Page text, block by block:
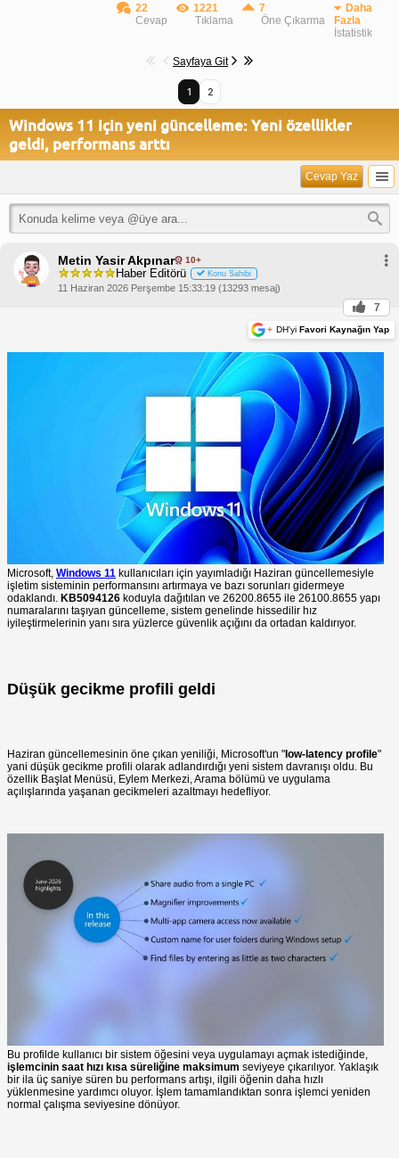
22
Cevap
1221
Tıklama
7
Öne Çıkarma
Daha
Fazla
İstatistik
Sayfaya Git
1 2
Windows 11 için yeni güncelleme: Yeni özellikler
geldi, performans arttı
Cevap Yaz
Metin Yasir Akpınar 10+
Haber Editörü Konu Sahibi
11 Haziran 2026 Perşembe 15:33:19 (13293 mesaj)
7
+ DH'yi Favori Kaynağın Yap
Microsoft, Windows 11 kullanıcıları için yayımladığı Haziran güncellemesiyle
işletim sisteminin performansını artırmaya ve bazı sorunları gidermeye
odaklandı. KB5094126 koduyla dağıtılan ve 26200.8655 ile 26100.8655 yapı
numaralarını taşıyan güncelleme, sistem genelinde hissedilir hız
iyileştirmelerinin yanı sıra yüzlerce güvenlik açığını da ortadan kaldırıyor.
Düşük gecikme profili geldi
Haziran güncellemesinin öne çıkan yeniliği, Microsoft'un "low-latency profile"
yani düşük gecikme profili olarak adlandırdığı yeni sistem davranışı oldu. Bu
özellik Başlat Menüsü, Eylem Merkezi, Arama bölümü ve uygulama
açılışlarında yaşanan gecikmeleri azaltmayı hedefliyor.
Bu profilde kullanıcı bir sistem öğesini veya uygulamayı açmak istediğinde,
işlemcinin saat hızı kısa süreliğine maksimum seviyeye çıkarılıyor. Yaklaşık
bir ila üç saniye süren bu performans artışı, ilgili öğenin daha hızlı
yüklenmesine yardımcı oluyor. İşlem tamamlandıktan sonra işlemci yeniden
normal çalışma seviyesine dönüyor.